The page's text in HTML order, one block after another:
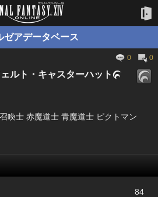
ゼアデータベース
0 0
ルト・キャスターハット
喚士 赤魔道士 青魔道士 ピクトマン
84